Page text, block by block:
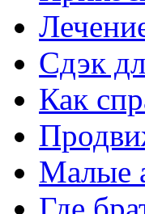
Сдэк
Как
Малые